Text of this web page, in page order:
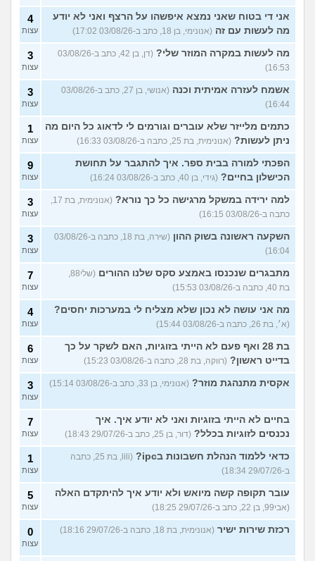
אני די בטוח שאני נמצא איפשהו על הרצף ואני לא יודע
מה לעשות עם זה (אנונימי, בן 18, כתב ב-03/08/26 17:02)
4
עצות
מה לעשות במקרה המוזר שלי?
(דן, בן 42, כתב ב-03/08/26
16:53)
3
עצות
אשמח לעזרה אמיתית וכנה
(אנושי, בן 27, כתב ב-03/08/26
16:44)
3
עצות
כתמים מלייזר שלא עוברים וגורמים לי לדאוג כל היום מה
ניתן לעשות? (אנונימית, בת 25, כתבה ב-03/08/26 16:33)
1
עצות
הפכתי למורה בבית ספר. איך להתגבר על תחושת
הכישלון בחיים? (גידי, בן 40, כתב ב-03/08/26 16:24)
9
עצות
למה ירידה במשקל מרגישה כל כך נורא?
(אנונימית, בת 17,
כתבה ב-03/08/26 16:15)
3
עצות
השקעה ראשונה בשוק ההון
(שירה, בת 18, כתבה ב-03/08/26
16:04)
3
עצות
מתבגרים שנכנסו באמצע סקס שלנו ההורים
(שלי88,
בת 40, כתבה ב-03/08/26 15:53)
7
עצות
מה אני עושה לא נכון שלא מצליח לי במערכות יחסים?
(א׳, בת 26, כתבה ב-03/08/26 15:44)
4
עצות
בת 28 ואף פעם לא הייתי בזוגיות, האם לשקר על כך
בדייט ראשון? (רווקה, בת 28, כתבה ב-03/08/26 15:23)
6
עצות
אקסית מתנהגת מוזר? (אנונימי, בן 33, כתב ב-03/08/26 15:14) 3
עצות
בחיים לא הייתי בזוגיות ואני לא יודע איך. איך
נכנסים לזוגיות בכלל? (דור, בן 25, כתב ב-29/07/26 18:43)
7
עצות
כדאי ללמוד הנהלת חשבונות בipc?
(lili, בת 25, כתבה
ב-29/07/26 18:34)
1
עצות
עובר תקופה קשה מיואש ולא יודע איך להיתקדם האלה
(אבי99, בן 22, כתב ב-29/07/26 18:25)
5
עצות
רכזת שירות ישיר (אנונימית, בת 18, כתבה ב-29/07/26 18:16) 0
עצות